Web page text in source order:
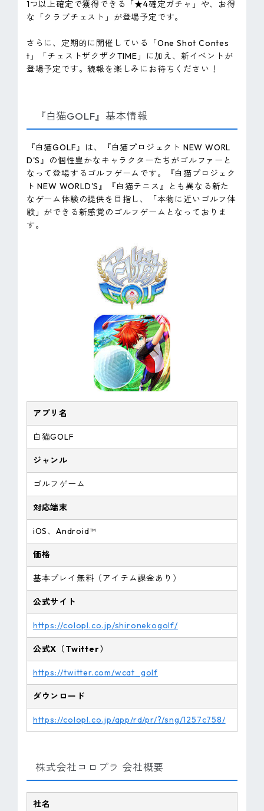
1つ以上確定で獲得できる「★4確定ガチャ」や、お得
な「クラブチェスト」が登場予定です。
さらに、定期的に開催している「One Shot Contes
t」「チェストザクザクTIME」に加え、新イベントが
登場予定です。続報を楽しみにお待ちください！
『白猫GOLF』基本情報
『白猫GOLF』は、『白猫プロジェクト NEW WORL
D'S』の個性豊かなキャラクターたちがゴルファーと
なって登場するゴルフゲームです。『白猫プロジェク
ト NEW WORLD'S』『白猫テニス』とも異なる新た
なゲーム体験の提供を目指し、「本物に近いゴルフ体
験」ができる新感覚のゴルフゲームとなっておりま
す。
アプリ名
白猫GOLF
ジャンル
ゴルフゲーム
対応端末
iOS、Android™
価格
基本プレイ無料（アイテム課金あり）
公式サイト
https://colopl.co.jp/shironekogolf/
公式X（Twitter）
https://twitter.com/wcat_golf
ダウンロード
https://colopl.co.jp/app/rd/pr/?/sng/1257c758/
株式会社コロプラ 会社概要
社名